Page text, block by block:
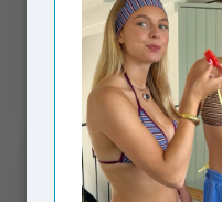
NoellaRS Top Pavement
€85,00
In stock